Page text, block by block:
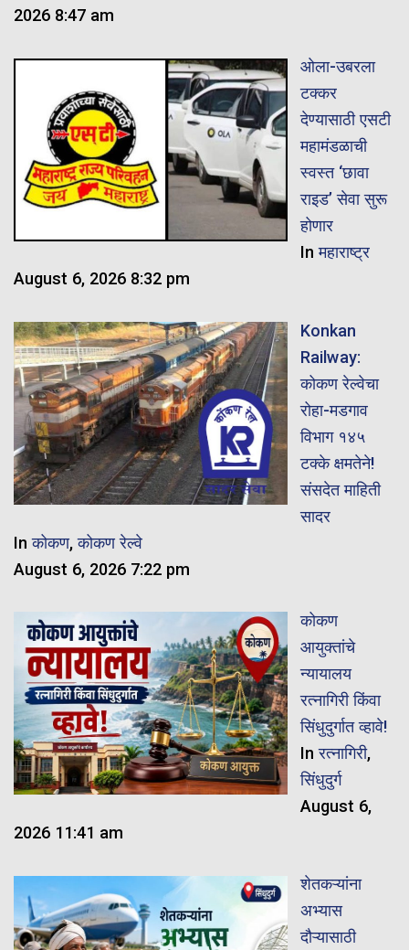
2026 8:47 am
ओला-उबरला
टक्कर
देण्यासाठी एसटी
महामंडळाची
स्वस्त ‘छावा
राइड’ सेवा सुरू
होणार
Inमहाराष्ट्र
August 6, 2026 8:32 pm
Konkan
Railway:
कोकण रेल्वेचा
रोहा-मडगाव
विभाग १४५
टक्के क्षमतेने!
संसदेत माहिती
सादर
Inकोकण,कोकण रेल्वे
August 6, 2026 7:22 pm
कोकण
आयुक्तांचे
न्यायालय
रत्नागिरी किंवा
सिंधुदुर्गात व्हावे!
Inरत्नागिरी,
सिंधुदुर्ग
August 6,
2026 11:41 am
शेतकऱ्यांना
अभ्यास
दौऱ्यासाठी